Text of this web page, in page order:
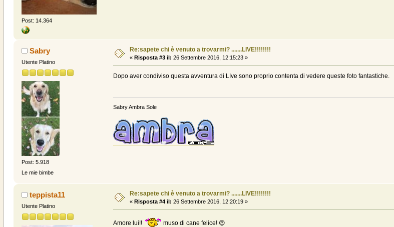
Post: 14.364
Sabry
Utente Platino
Post: 5.918
Le mie bimbe
Re:sapete chi è venuto a trovarmi? .......LIVE!!!!!!!!
« Risposta #3 il: 26 Settembre 2016, 12:15:23 »
Dopo aver condiviso questa avventura di LIve sono proprio contenta di vedere queste foto fantastiche.
Sabry Ambra Sole
teppista11
Utente Platino
Re:sapete chi è venuto a trovarmi? .......LIVE!!!!!!!!
« Risposta #4 il: 26 Settembre 2016, 12:20:19 »
Amore lui!! muso di cane felice! 😍